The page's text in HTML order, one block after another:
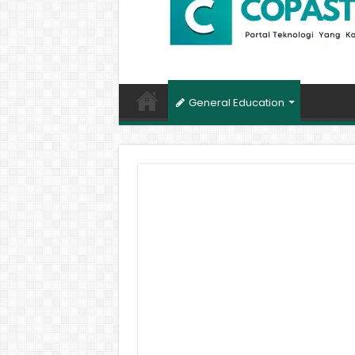
General Education